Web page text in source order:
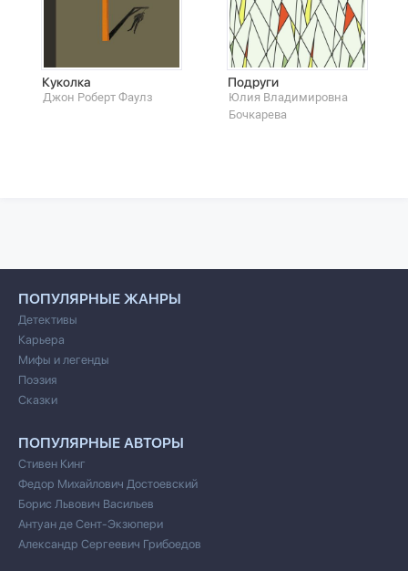
Куколка
Джон Роберт Фаулз
Подруги
Юлия Владимировна
Бoчкарева
ПОПУЛЯРНЫЕ ЖАНРЫ
Детективы
Карьера
Мифы и легенды
Поэзия
Сказки
ПОПУЛЯРНЫЕ АВТОРЫ
Стивен Кинг
Федор Михайлович Достоевский
Борис Львович Васильев
Антуан де Сент-Экзюпери
Александр Сергеевич Грибоедов